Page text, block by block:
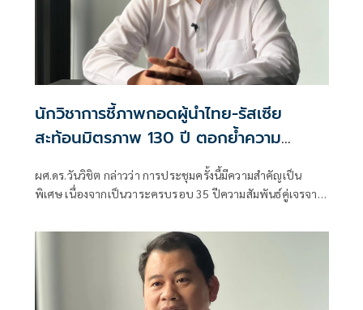
นักวิชาการชี้ภาพกอดผู้นำไทย-รัสเซีย
สะท้อนมิตรภาพ 130 ปี ตอกย้ำความ
สัมพันธ์แน่นแฟ้นสองประเทศ
ผศ.ดร.วันวิชิต กล่าวว่า การประชุมครั้งนี้มีความสำคัญเป็น
พิเศษ เนื่องจากเป็นวาระครบรอบ 35 ปีความสัมพันธ์คู่เจรจา
ประเทศสมาชิก